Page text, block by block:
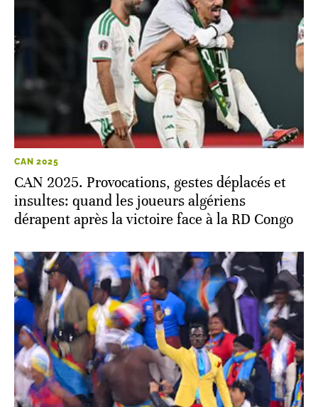
CAN 2025
CAN 2025. Provocations, gestes déplacés et
insultes: quand les joueurs algériens
dérapent après la victoire face à la RD Congo